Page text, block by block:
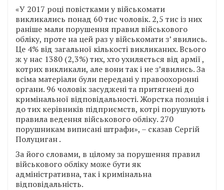
«У 2017 році повістками у військомати
викликались понад 60 тис чоловік. 2,5 тис із них
раніше мали порушення правил військового
обліку, проте на цей раз у військомати з’ явились.
Це 4% від загальної кількості викликаних. Всього
ж у нас 1380 (2,3%) тих, хто ухиляється від армії ,
котрих викликали, але вони так і не з’явились. За
всіма матеріали були передані у правоохоронні
органи. 96 чоловік засуджені та притягнені до
кримінальної відповідальності. Жорстка позиція і
до тих керівників підприємств, котрі порушують
правила ведення військового обліку. 270
порушникам виписані штрафи», – сказав Сергій
Полуциган .
За його словами, в цілому за порушення правил
військового обліку може бути як
адміністративна, так і кримінальна
відповідальність.